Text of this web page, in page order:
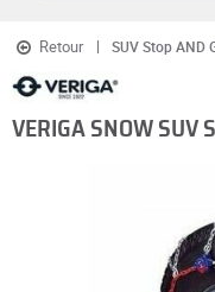
Retour SUV Stop AND
VERIGA SNOW SUV